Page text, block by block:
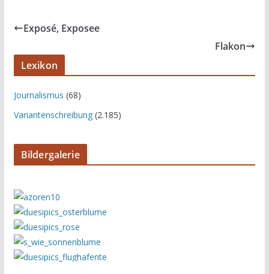
Exposé, Exposee
Flakon
Lexikon
Journalismus (68)
Variantenschreibung(2.185)
Bildergalerie